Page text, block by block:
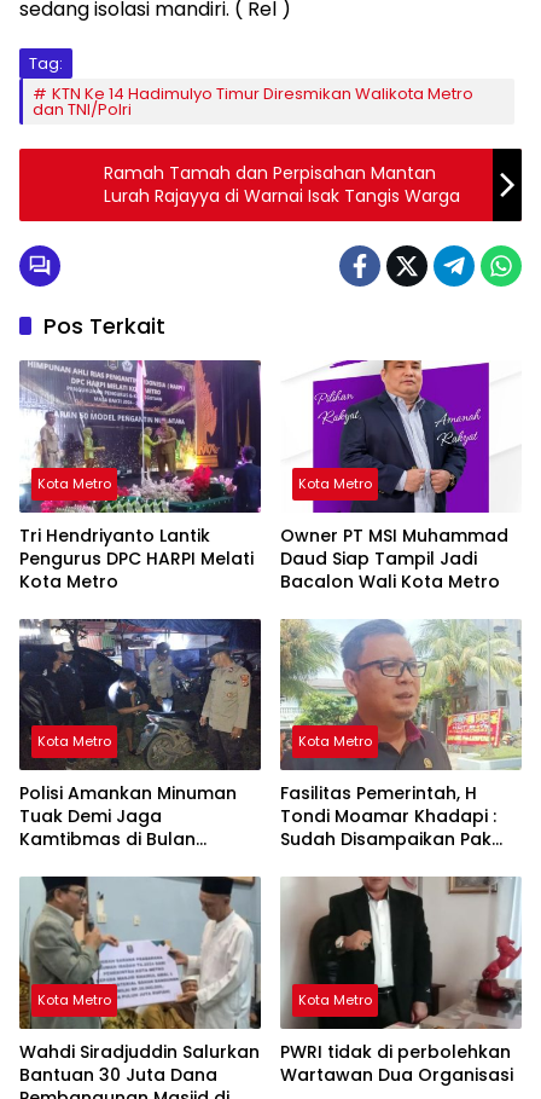
sedang isolasi mandiri. ( Rel )
Tag:
KTN Ke 14 Hadimulyo Timur Diresmikan Walikota Metro
dan TNI/Polri
Ramah Tamah dan Perpisahan Mantan
Lurah Rajayya di Warnai Isak Tangis Warga
Pos Terkait
Kota Metro
Tri Hendriyanto Lantik
Pengurus DPC HARPI Melati
Kota Metro
Kota Metro
Owner PT MSI Muhammad
Daud Siap Tampil Jadi
Bacalon Wali Kota Metro
Kota Metro
Polisi Amankan Minuman
Tuak Demi Jaga
Kamtibmas di Bulan
Kota Metro
Fasilitas Pemerintah, H
Tondi Moamar Khadapi :
Sudah Disampaikan Pak
Ada Gratis
Kota Metro
Wahdi Siradjuddin Salurkan
Bantuan 30 Juta Dana
Kota Metro
PWRI tidak di perbolehkan
Wartawan Dua Organisasi